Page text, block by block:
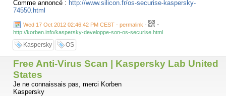
Comme annoncé : http://www.silicon.fr/os-securise-kaspersky-
74550.html
Wed 17 Oct 2012 02:46:42 PM CEST - permalink - -
http://korben.info/kaspersky-developpe-son-os-securise.html
Kaspersky OS
Free Anti-Virus Scan | Kaspersky Lab United
States
Je ne connaissais pas, merci Korben
Kaspersky